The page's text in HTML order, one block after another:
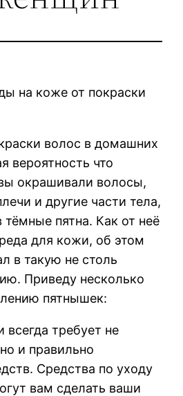
на коже от покраски
волос в домашних
вероятность что
окрашивали волосы,
и другие части тела,
тёмные пятна. Как от неё
для кожи, об этом
в такую не столь
Приведу несколько
пятнышек:
требует не
и правильно
Средства по уходу
вам сделать ваши